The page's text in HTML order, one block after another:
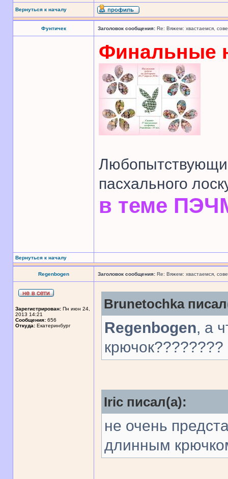
Вернуться к началу
Фунтичек Заголовок сообщения: Re: Вяжем: хвастаемся,
Финальные
пасхального
в теме
Вернуться к началу
Regenbogen Заголовок сообщения: Re: Вяжем: хвастаемся,
Зарегистрирован: Пн июн 24,
2013 14:21
Сообщения: 656
Откуда: Екатеринбург
Brunetochka
Regenbogen, а
крючок????????
Iric писал(а):
не очень
длинным